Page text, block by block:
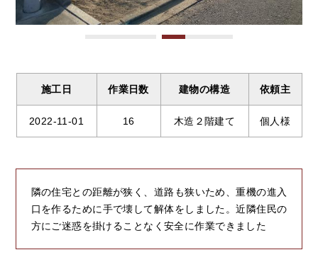
施工日 作業日数 建物の構造 依頼主
2022-11-01 16 木造２階建て 個人様
隣の住宅との距離が狭く、道路も狭いため、重機の進入
口を作るために手で壊して解体をしました。近隣住民の
方にご迷惑を掛けることなく安全に作業できました